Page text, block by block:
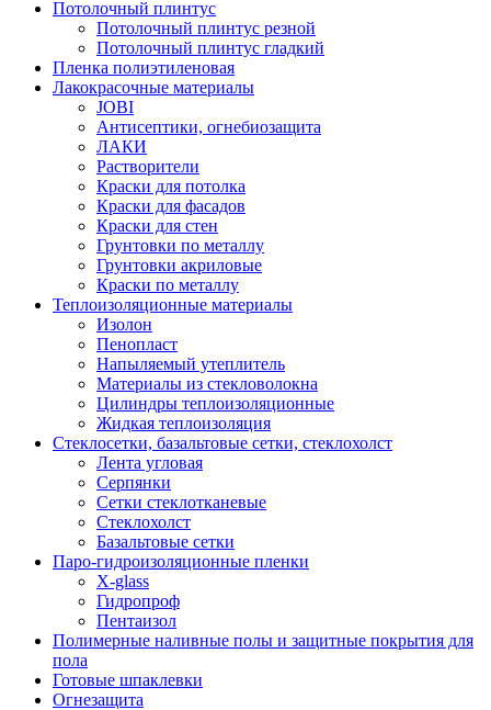
Потолочный плинтус
Потолочный плинтус резной
Потолочный плинтус гладкий
Пленка полиэтиленовая
Лакокрасочные материалы
JOBI
Антисептики, огнебиозащита
ЛАКИ
Растворители
Краски для потолка
Краски для фасадов
Краски для стен
Грунтовки по металлу
Грунтовки акриловые
Краски по металлу
Теплоизоляционные материалы
Изолон
Пенопласт
Напыляемый утеплитель
Материалы из стекловолокна
Цилиндры теплоизоляционные
Жидкая теплоизоляция
Стеклосетки, базальтовые сетки, стеклохолст
Лента угловая
Серпянки
Сетки стеклотканевые
Стеклохолст
Базальтовые сетки
Паро-гидроизоляционные пленки
X-glass
Гидропроф
Пентаизол
Полимерные наливные полы и защитные покрытия для
пола
Готовые шпаклевки
Огнезащита